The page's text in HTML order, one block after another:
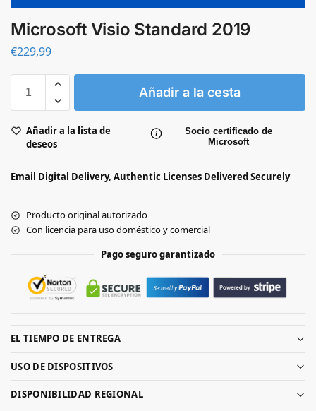
Microsoft Visio Standard 2019
€229,99
Añadir a la cesta
Añadir a la lista de
deseos
Socio certificado de
Microsoft
Email Digital Delivery, Authentic Licenses Delivered Securely
Producto original autorizado
Con licencia para uso doméstico y comercial
Pago seguro garantizado
EL TIEMPO DE ENTREGA
USO DE DISPOSITIVOS
DISPONIBILIDAD REGIONAL